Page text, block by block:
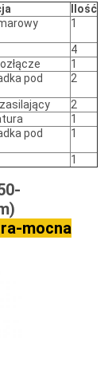
Ilość
1
4
1
pod
2
2
1
pod
1
1
mocna